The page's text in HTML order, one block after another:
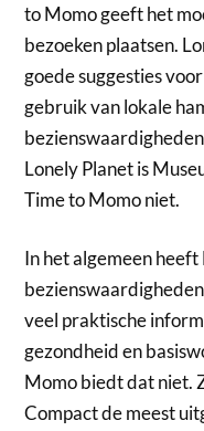
to Momo geeft het
bezoeken plaatsen.
goede suggesties
gebruik van lokale
Lonely Planet is
Time to Momo niet.
In het algemeen
veel praktische
gezondheid en
Momo biedt dat niet.
Compact de meest